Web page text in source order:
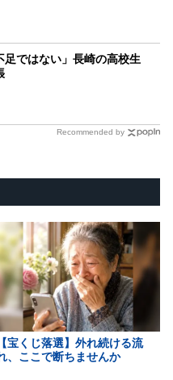
足ではない」長崎の高校生
Recommended by
【宝くじ落選】外れ続ける流
、ここで断ちませんか